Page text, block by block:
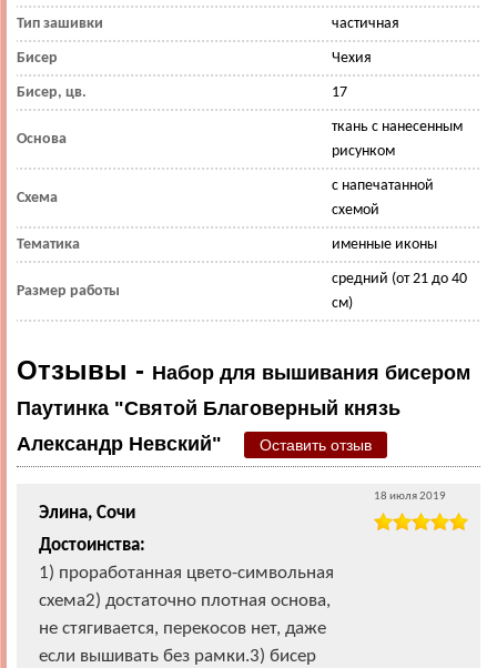
Тип зашивки частичная
Бисер Чехия
Бисер, цв. 17
Основа
ткань с нанесенным
рисунком
Схема
с напечатанной
схемой
Тематика именные иконы
Размер работы
средний (от 21 до 40
см)
Отзывы - Набор для вышивания бисером
Паутинка "Святой Благоверный князь
Александр Невский"
Оставить отзыв
Элина, Сочи
Достоинства:
1) проработанная цвето-символьная
схема2) достаточно плотная основа,
не стягивается, перекосов нет, даже
если вышивать без рамки.3) бисер
18 июля 2019